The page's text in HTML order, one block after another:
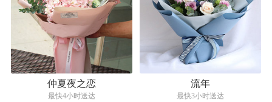
仲夏夜之恋
最快4小时送达
流年
最快3小时送达